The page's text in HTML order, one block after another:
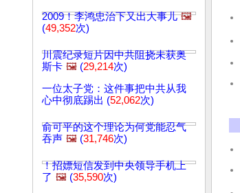
2009！李鸿忠治下又出大事儿 🖼️
(49,352次)
川震纪录短片因中共阻挠未获奥
斯卡 🖼️ (29,214次)
一位太子党：这件事把中共从我
心中彻底踢出 (52,062次)
俞可平的这个理论为何党能忍气
吞声 🖼️ (31,746次)
！招嫖短信发到中央领导手机上
了 🖼️ (35,590次)